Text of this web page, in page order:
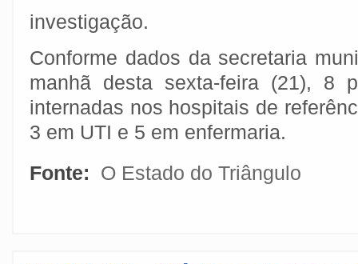
investigação.
Conforme dados da secretaria
manhã desta sexta-feira (21), 8
internadas nos hospitais de
3 em UTI e 5 em enfermaria.
Fonte:
O Estado do Triângulo